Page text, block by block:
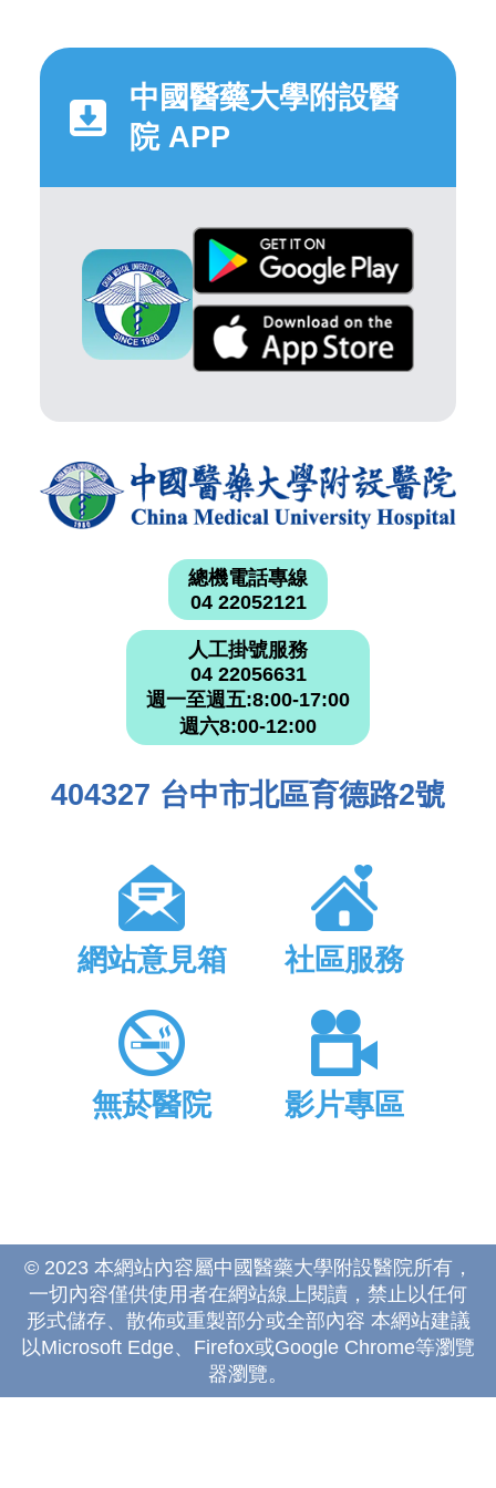
中國醫藥大學附設醫
院 APP
總機電話專線
04 22052121
人工掛號服務
04 22056631
週一至週五:8:00-17:00
週六8:00-12:00
404327 台中市北區育德路2號
網站意見箱 社區服務
無菸醫院 影片專區
© 2023 本網站內容屬中國醫藥大學附設醫院所有，
一切內容僅供使用者在網站線上閱讀，禁止以任何
形式儲存、散佈或重製部分或全部內容 本網站建議
以Microsoft Edge、Firefox或Google Chrome等瀏覽
器瀏覽。